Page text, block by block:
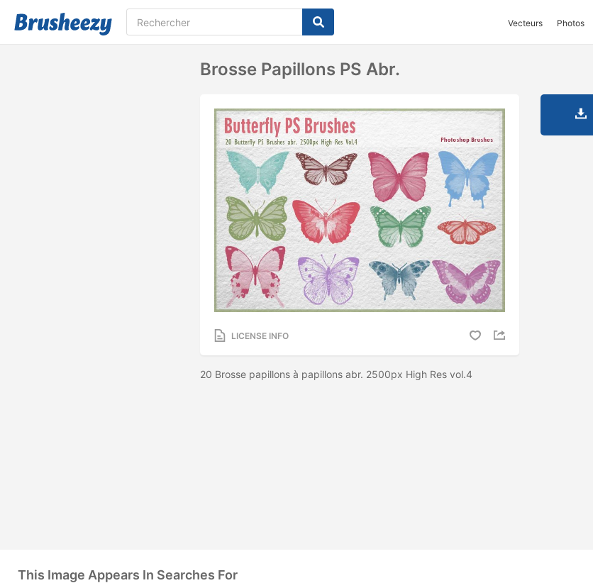
Vecteurs Photos
Brosse Papillons PS Abr.
LICENSE INFO
20 Brosse papillons à papillons abr. 2500px High Res vol.4
This Image Appears In Searches For